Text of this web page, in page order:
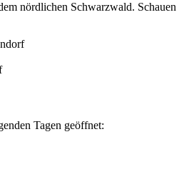
nördlichen Schwarzwald. Schauen
Tagen geöffnet: